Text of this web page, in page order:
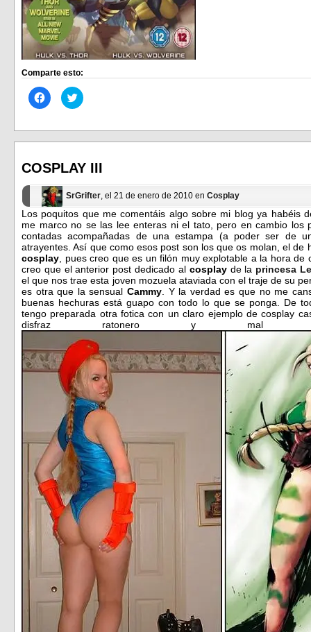
Comparte esto:
Haz
clic
en
(Se
en
una
nueva)
Haz
clic
en
(Se
en
una
nueva)
COSPLAY III
SrGrifter , el 21 de enero de 2010 en Cosplay
Los poquitos que me comentáis algo sobre mi blog ya habéis
me marco no se las lee enteras ni el tato, pero en cambio los
contadas acompañadas de una estampa (a poder ser de
atrayentes. Así que como esos post son los que os molan, el de
cosplay , pues creo que es un filón muy explotable a la hora
creo que el anterior post dedicado al cosplay de la princesa
el que nos trae esta joven mozuela ataviada con el traje de su
es otra que la sensual Cammy . Y la verdad es que no me
buenas hechuras está guapo con todo lo que se ponga. De
tengo preparada otra fotica con un claro ejemplo de cosplay
disfraz ratonero y mal